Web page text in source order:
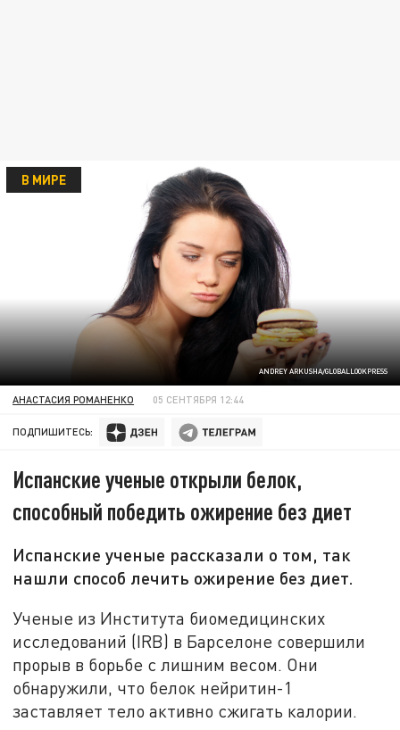
ANDREY ARKUSHA/GLOBALLOOKPRESS
В МИРЕ
АНАСТАСИЯ РОМАНЕНКО 05 СЕНТЯБРЯ 12:44
ПОДПИШИТЕСЬ:
Испанские ученые открыли белок,
способный победить ожирение без диет
Испанские ученые рассказали о том, так
нашли способ лечить ожирение без диет.
Ученые из Института биомедицинских
исследований (IRB) в Барселоне совершили
прорыв в борьбе с лишним весом. Они
обнаружили, что белок нейритин-1
заставляет тело активно сжигать калории.